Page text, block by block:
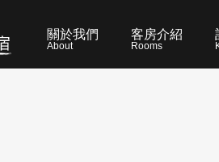
關於我們
About
客房介紹
Rooms